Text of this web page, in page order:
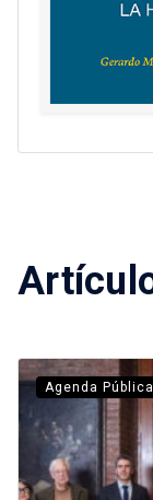
Agenda Pública